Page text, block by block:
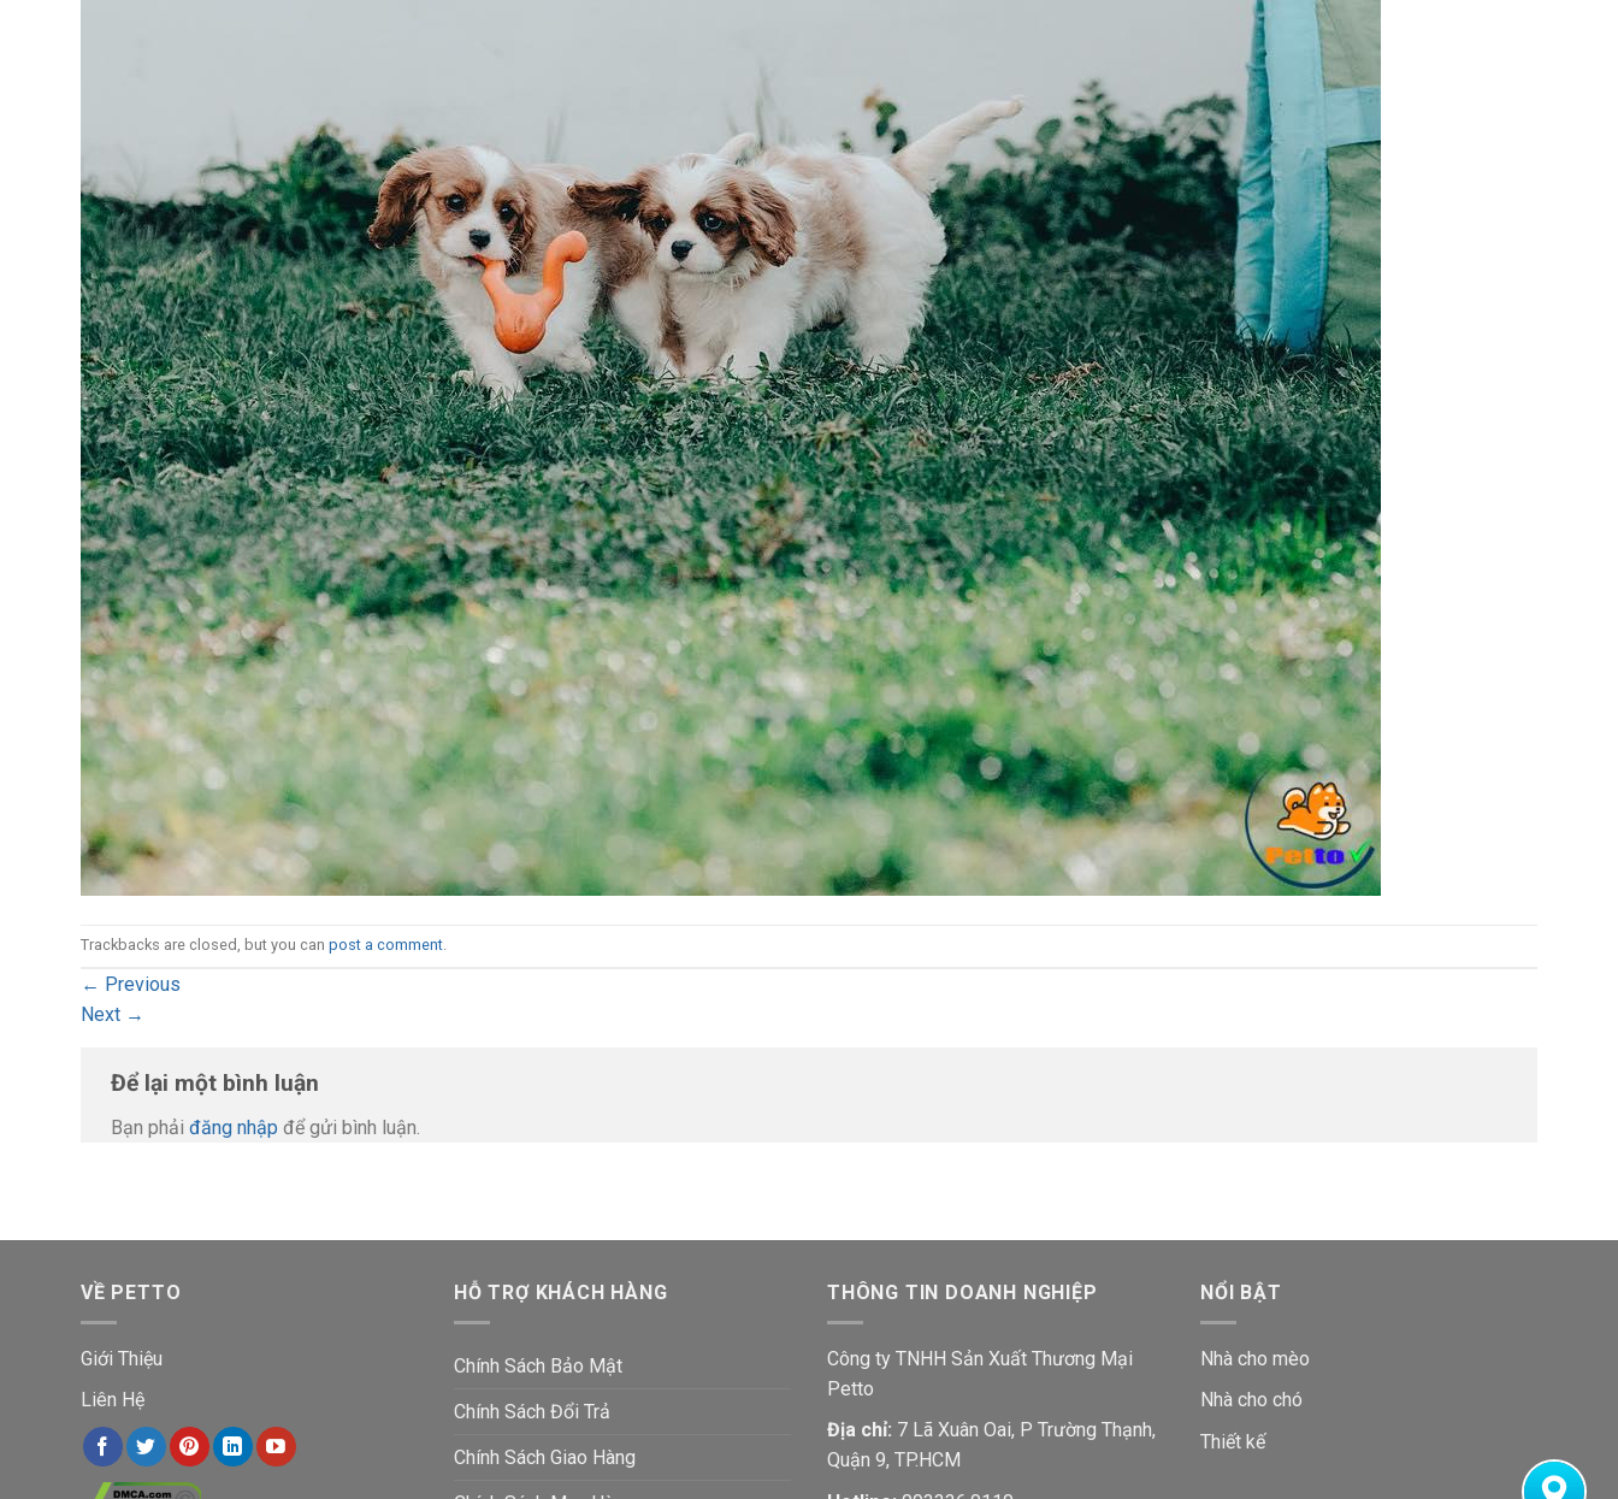
Trackbacks are closed, but you can post a comment
← Previous
Next →
Để lại một bình luận
Bạn phải đăng nhập để gửi bình luận.
VỀ PETTO
Giới Thiệu
Liên Hệ
HỖ TRỢ KHÁCH HÀNG
Chính Sách Bảo Mật
Chính Sách Đổi Trả
Chính Sách Giao Hàng
THÔNG TIN DOANH NGHIỆP
Công ty TNHH Sản Xuất Thương Mại
Petto
Địa chỉ: 7 Lã Xuân Oai, P Trường Thạnh,
Quận 9, TP.HCM
NỔI BẬT
Nhà cho mèo
Nhà cho chó
Thiết kế